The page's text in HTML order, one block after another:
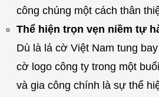
công chúng một cách thân
Thể hiện trọn vẹn niềm tự
Dù là lá cờ Việt Nam tung
cờ logo công ty trong một
và gia công chính là sự thể